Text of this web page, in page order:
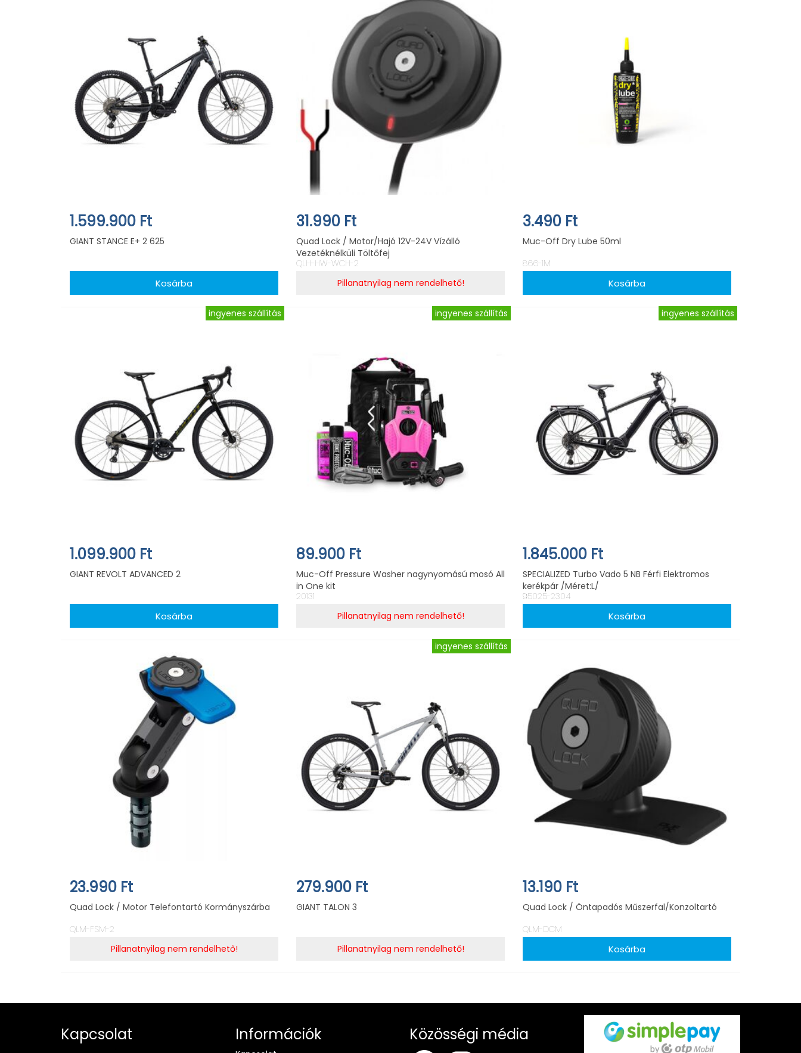
1.599.900 Ft
GIANT STANCE E+ 2 625
31.990 Ft
Quad Lock / Motor/Hajó 12V-24V Vízálló
Vezetéknélküli Töltőfej
QLH-HW-WCH-2
Pillanatnyilag nem rendelhető!
3.490 Ft
Muc-Off Dry Lube 50ml
866-1M
ingyenes szállítás
1.099.900 Ft
GIANT REVOLT ADVANCED 2
ingyenes szállítás
89.900 Ft
Muc-Off Pressure Washer nagynyomású mosó All
in One kit
20131
Pillanatnyilag nem rendelhető!
ingyenes szállítás
1.845.000 Ft
SPECIALIZED Turbo Vado 5 NB Férfi Elektromos
kerékpár /Méret:L/
95025-2304
23.990 Ft
Quad Lock / Motor Telefontartó Kormányszárba
QLM-FSM-2
Pillanatnyilag nem rendelhető!
ingyenes szállítás
279.900 Ft
GIANT TALON 3
Pillanatnyilag nem rendelhető!
13.190 Ft
Quad Lock / Öntapadós Műszerfal/Konzoltartó
QLM-DCM
Kapcsolat Információk Közösségi média